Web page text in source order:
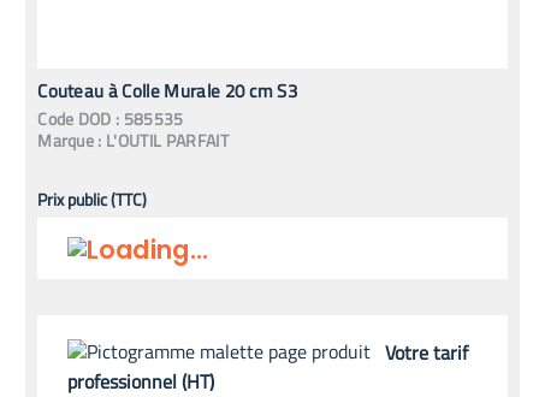
Couteau à Colle Murale 20 cm S3
Code DOD : 585535
Marque : L'OUTIL PARFAIT
Prix public (TTC)
Votre tarif
professionnel (HT)